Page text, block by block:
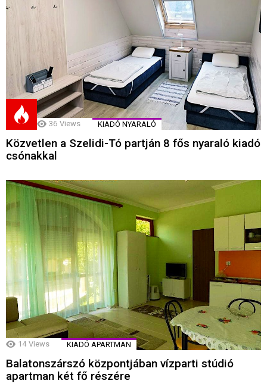
36 Views KIADÓ NYARALÓ
Közvetlen a Szelidi-Tó partján 8 fős nyaraló kiadó
csónakkal
14 Views KIADÓ APARTMAN
Balatonszárszó központjában vízparti stúdió
apartman két fő részére